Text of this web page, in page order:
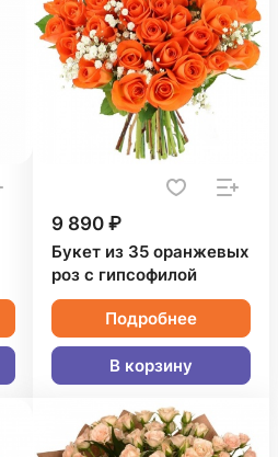
9 890 ₽
Букет из 35 оранжевых
роз с гипсофилой
Подробнее
В корзину